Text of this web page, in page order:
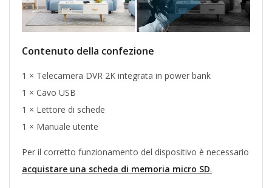
Contenuto della confezione
1 × Telecamera DVR 2K integrata in power bank
1 × Cavo USB
1 × Lettore di schede
1 × Manuale utente
Per il corretto funzionamento del dispositivo è necessario
acquistare una scheda di memoria micro SD.